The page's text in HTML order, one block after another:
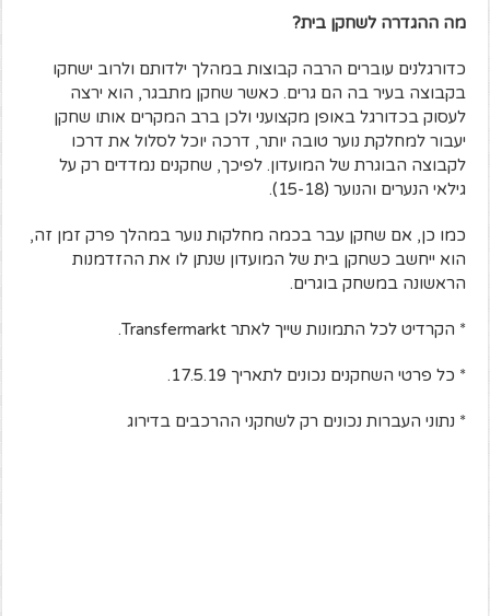
מה ההגדרה לשחקן בית?
כדורגלנים עוברים הרבה קבוצות במהלך ילדותם ולרוב ישחקו
בקבוצה בעיר בה הם גרים. כאשר שחקן מתבגר, הוא ירצה
לעסוק בכדורגל באופן מקצועני ולכן ברב המקרים אותו שחקן
יעבור למחלקת נוער טובה יותר, דרכה יוכל לסלול את דרכו
לקבוצה הבוגרת של המועדון. לפיכך, שחקנים נמדדים רק על
גילאי הנערים והנוער (15-18).
כמו כן, אם שחקן עבר בכמה מחלקות נוער במהלך פרק זמן זה,
הוא ייחשב כשחקן בית של המועדון שנתן לו את ההזדמנות
הראשונה במשחק בוגרים.
* הקרדיט לכל התמונות שייך לאתר Transfermarkt.
* כל פרטי השחקנים נכונים לתאריך 17.5.19.
* נתוני העברות נכונים רק לשחקני ההרכבים בדירוג